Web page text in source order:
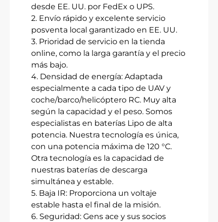
desde EE. UU. por FedEx o UPS.
2. Envío rápido y excelente servicio
posventa local garantizado en EE. UU.
3. Prioridad de servicio en la tienda
online, como la larga garantía y el precio
más bajo.
4. Densidad de energía: Adaptada
especialmente a cada tipo de UAV y
coche/barco/helicóptero RC. Muy alta
según la capacidad y el peso. Somos
especialistas en baterías Lipo de alta
potencia. Nuestra tecnología es única,
con una potencia máxima de 120 °C.
Otra tecnología es la capacidad de
nuestras baterías de descarga
simultánea y estable.
5. Baja IR: Proporciona un voltaje
estable hasta el final de la misión.
6. Seguridad: Gens ace y sus socios